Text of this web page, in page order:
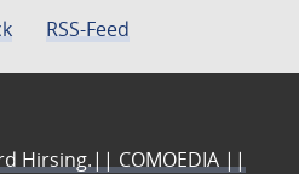
RSS-Feed
Hirsing.|| COMOEDIA ||